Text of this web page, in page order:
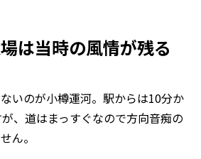
は当時の風情が残る
いのが小樽運河。駅からは10分か
、道はまっすぐなので方向音痴の
ん。